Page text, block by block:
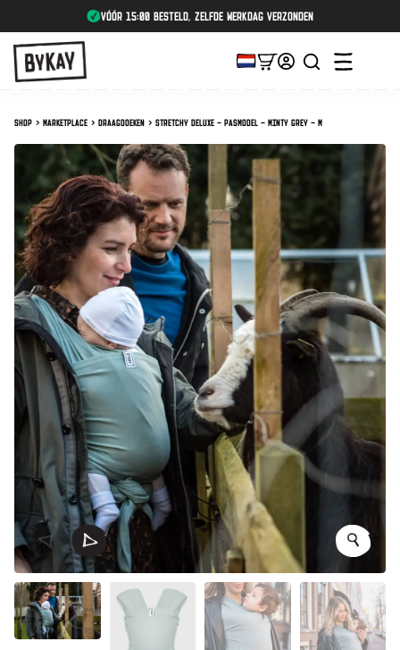
vóór 15:00 besteld, zelfde werkdag verzonden
Shop Marketplace Draagdoeken Stretchy Deluxe – Pasmodel – Minty Grey – M